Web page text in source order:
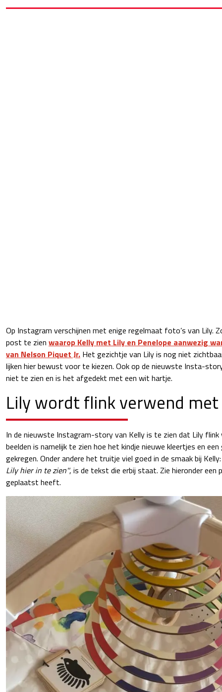
Op Instagram verschijnen met enige regelmaat foto’s van Lily.
post te zien waarop Kelly met Lily en Penelope aanwezig
van Nelson Piquet Jr. Het gezichtje van Lily is nog niet
lijken hier bewust voor te kiezen. Ook op de nieuwste Insta-
niet te zien en is het afgedekt met een wit hartje.
Lily wordt flink verwend met
In de nieuwste Instagram-story van Kelly is te zien dat Lily flink
beelden is namelijk te zien hoe het kindje nieuwe kleertjes en
gekregen. Onder andere het truitje viel goed in de smaak bij
Lily hier in te zien'', is de tekst die erbij staat. Zie hieronder een
geplaatst heeft.